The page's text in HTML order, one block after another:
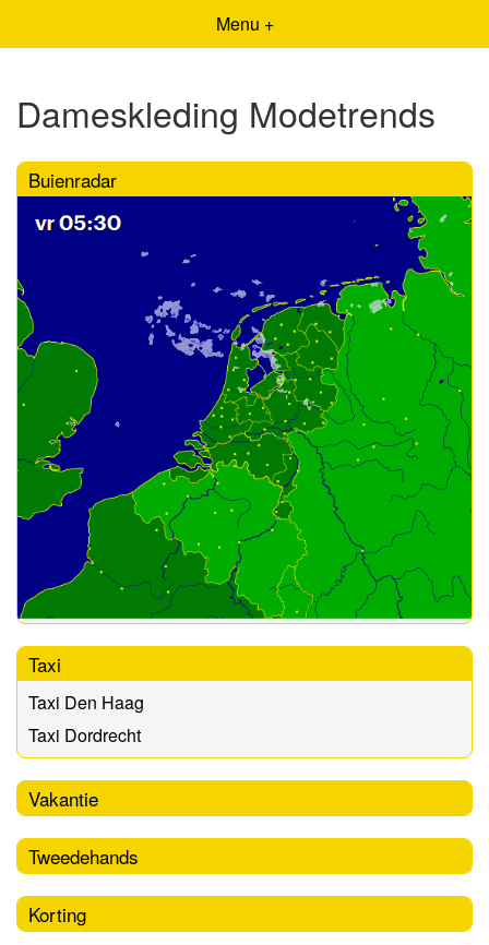
Menu +
Dameskleding Modetrends
Buienradar
Taxi
Taxi Den Haag
Taxi Dordrecht
Vakantie
Tweedehands
Korting